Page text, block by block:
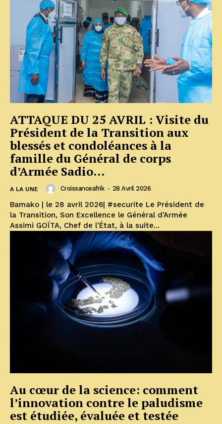
ATTAQUE DU 25 AVRIL : Visite du
Président de la Transition aux
blessés et condoléances à la
famille du Général de corps
d’Armée Sadio...
A LA UNE Croissanceafrik - 28 Avril 2026
Bamako | le 28 avril 2026| #securite Le Président de
la Transition, Son Excellence le Général d’Armée
Assimi GOÏTA, Chef de l’État, à la suite...
Au cœur de la science: comment
l’innovation contre le paludisme
est étudiée, évaluée et testée